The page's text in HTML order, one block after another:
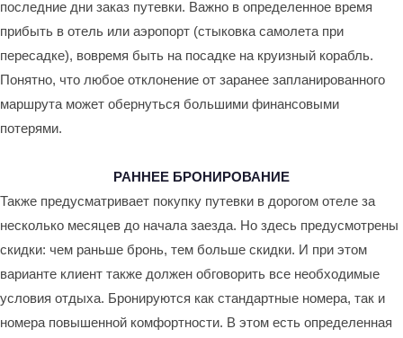
последние дни заказ путевки. Важно в определенное время
прибыть в отель или аэропорт (стыковка самолета при
пересадке), вовремя быть на посадке на круизный корабль.
Понятно, что любое отклонение от заранее запланированного
маршрута может обернуться большими финансовыми
потерями.
РАННЕЕ БРОНИРОВАНИЕ
Также предусматривает покупку путевки в дорогом отеле за
несколько месяцев до начала заезда. Но здесь предусмотрены
скидки: чем раньше бронь, тем больше скидки. И при этом
варианте клиент также должен обговорить все необходимые
условия отдыха. Бронируются как стандартные номера, так и
номера повышенной комфортности. В этом есть определенная